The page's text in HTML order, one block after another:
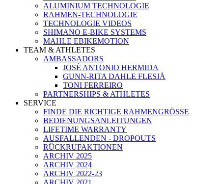
ALUMINIUM TECHNOLOGIE
RAHMEN-TECHNOLOGIE
TECHNOLOGIE VIDEOS
SHIMANO E-BIKE SYSTEMS
MAHLE EBIKEMOTION
TEAM & ATHLETES
AMBASSADORS
JOSÉ ANTONIO HERMIDA
GUNN-RITA DAHLE FLESJÅ
TONI FERREIRO
PARTNERSHIPS & ATHLETES
SERVICE
FINDE DIE RICHTIGE RAHMENGRÖSSE
BEDIENUNGSANLEITUNGEN
LIFETIME WARRANTY
AUSFALLENDEN - DROPOUTS
RÜCKRUFAKTIONEN
ARCHIV 2025
ARCHIV 2024
ARCHIV 2022-23
ARCHIV 2021